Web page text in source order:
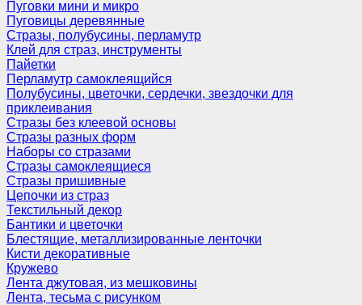
Пуговки мини и микро
Пуговицы деревянные
Стразы, полубусины, перламутр
Клей для страз, инструменты
Пайетки
Перламутр самоклеящийся
Полубусины, цветочки, сердечки, звездочки для
приклеивания
Стразы без клеевой основы
Стразы разных форм
Наборы со стразами
Стразы самоклеящиеся
Стразы пришивные
Цепочки из страз
Текстильный декор
Бантики и цветочки
Блестящие, металлизированные ленточки
Кисти декоративные
Кружево
Лента джутовая, из мешковины
Лента, тесьма с рисунком